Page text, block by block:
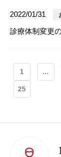
2022/01/31
診療体制変更
1 ...
25